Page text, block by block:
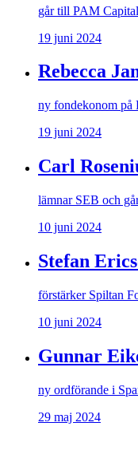
går till PAM Capital
19 juni 2024
Rebecca
ny fondekonom på
19 juni 2024
Carl
lämnar SEB och
10 juni 2024
Stefan
förstärker Spiltan
10 juni 2024
Gunnar
ny ordförande i
29 maj 2024